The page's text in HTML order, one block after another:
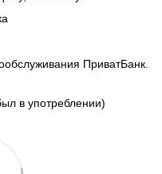
ПриватБанк.
в употреблении)